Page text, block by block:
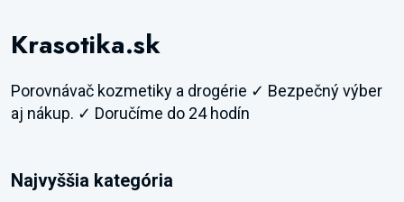
Krasotika.sk
Porovnávač kozmetiky a drogérie ✓ Bezpečný výber
aj nákup. ✓ Doručíme do 24 hodín
Najvyššia kategória